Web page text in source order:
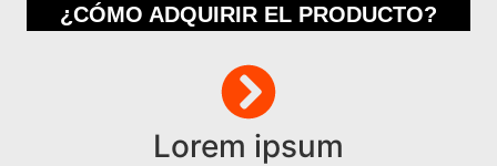
¿CÓMO ADQUIRIR EL PRODUCTO?
Lorem ipsum